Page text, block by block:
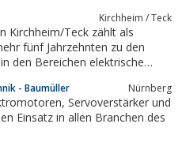
Kirchheim / Teck
Kirchheim/Teck zählt als
fünf Jahrzehnten zu den
den Bereichen elektrische
- Baumüller Nürnberg
Einsatz in allen Branchen des